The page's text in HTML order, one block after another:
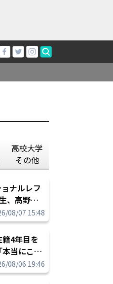
高校大学
その他
ナルレフ
、高野晃
員生活に別
決断
08/07 15:48
4年目を
当にこの
けたまま舐
ない」
08/06 19:46